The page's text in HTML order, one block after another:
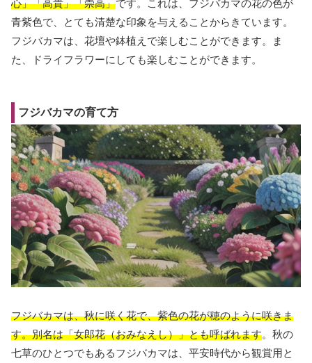
心」「高貴」「崇高」です。これは、フジバカマの花の色が
青紫色で、とても清楚な印象を与えることからきています。
フジバカマは、花壇や鉢植えで楽しむことができます。ま
た、ドライフラワーにしても楽しむことができます。
フジバカマの育て方
フジバカマは、秋に咲く花で、紫色の花が穂のように咲きま
す。別名は「女郎花（おみなえし）」とも呼ばれます。秋の
七草のひとつでもあるフジバカマは、平安時代から観賞用と